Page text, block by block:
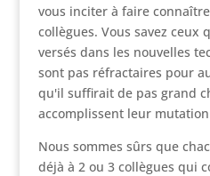
vous inciter à faire
collègues. Vous savez ceux
versés dans les nouvelles
sont pas réfractaires pour
qu'il suffirait de pas grand
accomplissent leur
Nous sommes sûrs que
déjà à 2 ou 3 collègues qui